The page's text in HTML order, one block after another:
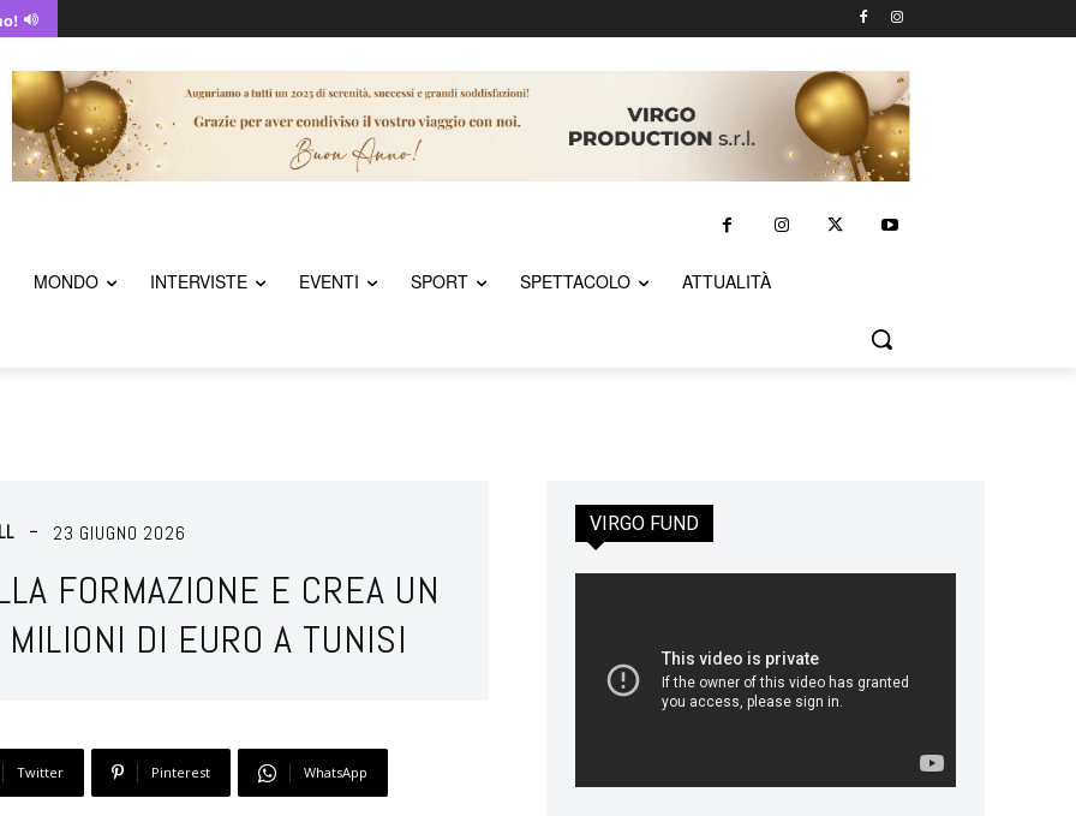
MONDO INTERVISTE EVENTI SPORT SPETTACOLO ATTUALITÀ
23 GIUGNO 2026
FORMAZIONE E CREA UN
DI EURO A TUNISI
Twitter Pinterest WhatsApp
VIRGO FUND